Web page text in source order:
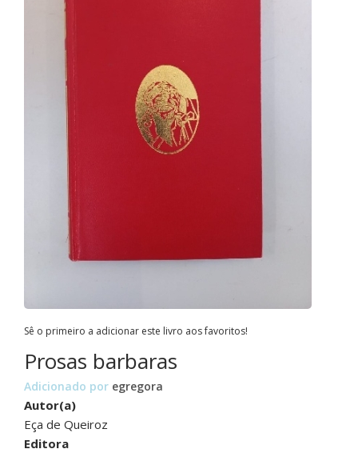
Sê o primeiro a adicionar este livro aos favoritos!
Prosas barbaras
Adicionado por egregora
Autor(a)
Eça de Queiroz
Editora